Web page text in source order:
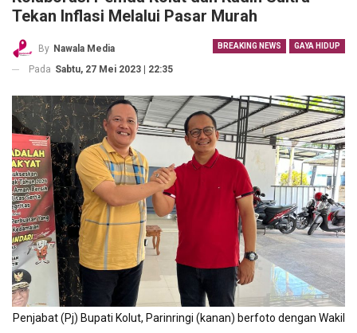
Tekan Inflasi Melalui Pasar Murah
BREAKING NEWS GAYA HIDUP
By Nawala Media
Pada Sabtu, 27 Mei 2023 | 22:35
Penjabat (Pj) Bupati Kolut, Parinringi (kanan) berfoto dengan Wakil